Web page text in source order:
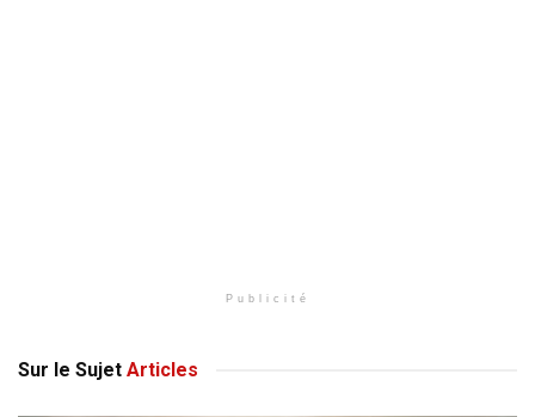
Publicité
Sur le Sujet Articles